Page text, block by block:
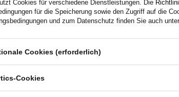
5
4
2
Cookies für verschiedene Dienstleistungen. Die
für die Speicherung sowie den Zugriff auf die
und zum Datenschutz finden Sie auch
Cookies (erforderlich)
Cookies